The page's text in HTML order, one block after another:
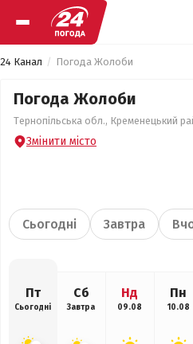
24 Канал Погода Жолоби
Погода Жолоби
Тернопільська обл., Кременецький
Змінити місто
Сьогодні Завтра
Пт
Сьогодні
Сб
Завтра
Нд
09.08
Пн
10.08